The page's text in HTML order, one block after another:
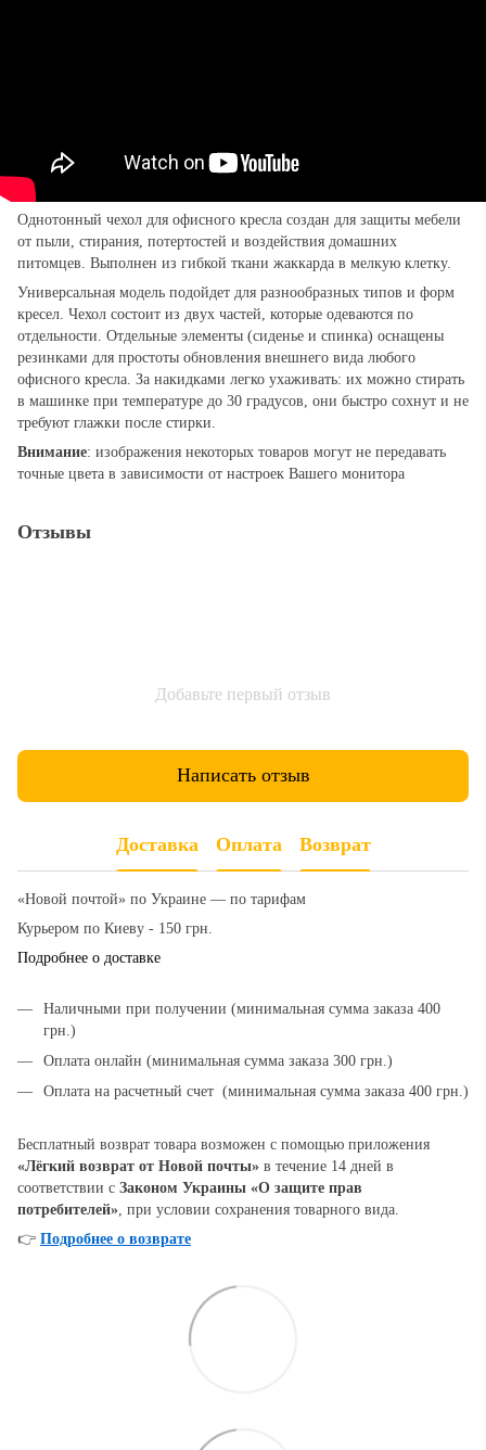
Однотонный чехол для офисного кресла создан для защиты мебели
от пыли, стирания, потертостей и воздействия домашних
питомцев. Выполнен из гибкой ткани жаккарда в мелкую клетку.
Универсальная модель подойдет для разнообразных типов и форм
кресел. Чехол состоит из двух частей, которые одеваются по
отдельности. Отдельные элементы (сиденье и спинка) оснащены
резинками для простоты обновления внешнего вида любого
офисного кресла. За накидками легко ухаживать: их можно стирать
в машинке при температуре до 30 градусов, они быстро сохнут и не
требуют глажки после стирки.
Внимание: изображения некоторых товаров могут не передавать
точные цвета в зависимости от настроек Вашего монитора
Отзывы
Добавьте первый отзыв
Написать отзыв
Доставка Оплата Возврат
«Новой почтой» по Украине — по тарифам
Курьером по Киеву - 150 грн.
Подробнее о доставке
Наличными при получении (минимальная сумма заказа 400
грн.)
Оплата онлайн (минимальная сумма заказа 300 грн.)
Оплата на расчетный счет (минимальная сумма заказа 400 грн.)
Бесплатный возврат товара возможен с помощью приложения
«Лёгкий возврат от Новой почты» в течение 14 дней в
соответствии с Законом Украины «О защите прав
потребителей» , при условии сохранения товарного вида.
👉 Подробнее о возврате